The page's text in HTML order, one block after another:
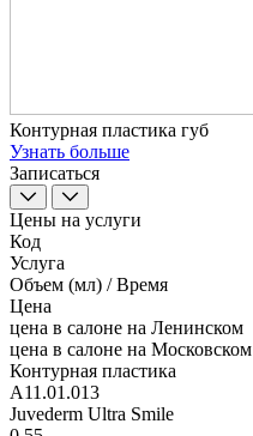
Контурная пластика губ
Узнать больше
Записаться
Цены на услуги
Код
Услуга
Объем (мл) / Время
Цена
цена в салоне на Ленинском
цена в салоне на Московском
Контурная пластика
А11.01.013
Juvederm Ultra Smile